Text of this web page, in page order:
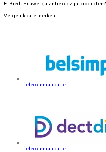
Biedt Huawei garantie op zijn producten?
Vergelijkbare merken
Telecommunicatie
Telecommunicatie